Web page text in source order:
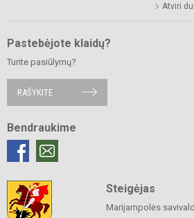
Atviri
Pastebėjote klaidų?
Turite pasiūlymų?
RAŠYKITE
Bendraukime
Steigėjas
Marijampolės